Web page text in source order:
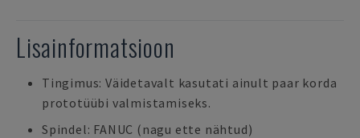
Lisainformatsioon
Tingimus: Väidetavalt kasutati ainult paar korda
prototüübi valmistamiseks.
Spindel: FANUC (nagu ette nähtud)